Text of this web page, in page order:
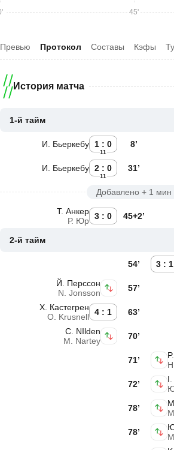
45'
Превью Протокол Составы Кэфы
История матча
1-й тайм
1 : 0
11
И. Бьеркебу 8’
2 : 0
11
И. Бьеркебу 31’
Добавлено + 1 мин
3 : 0
Т. Анкер
Р. Юр
45+2’
2-й тайм
3 : 1
54’
Й. Перссон
N. Jonsson
57’
4 : 1
Х. Кастегрен
O. Krusnell
63’
C. NIlden
M. Nartey
70’
71’
72’
78’
78’